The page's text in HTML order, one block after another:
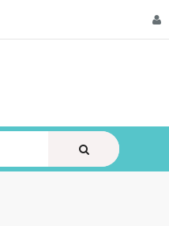
VIEW ALL